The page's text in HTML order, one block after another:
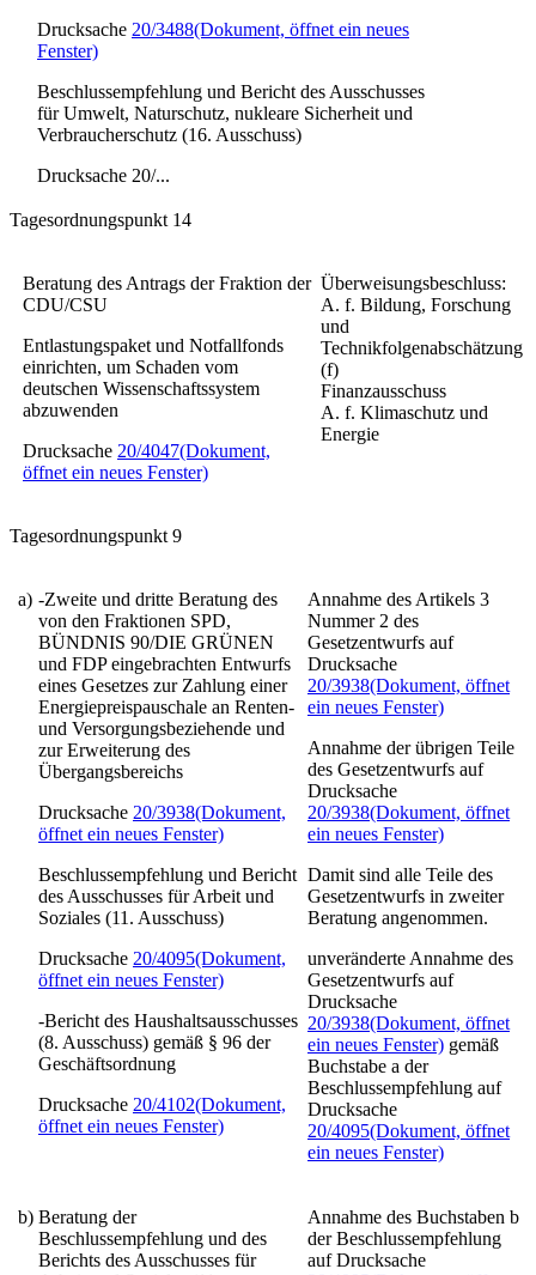
Drucksache 20/3488(Dokument, öffnet ein neues
Fenster)
Beschlussempfehlung und Bericht des Ausschusses
für Umwelt, Naturschutz, nukleare Sicherheit und
Verbraucherschutz (16. Ausschuss)
Drucksache 20/...
Tagesordnungspunkt 14
Beratung des Antrags der Fraktion der
CDU/CSU
Entlastungspaket und Notfallfonds
einrichten, um Schaden vom
deutschen Wissenschaftssystem
abzuwenden
Drucksache 20/4047(Dokument,
öffnet ein neues Fenster)
Überweisungsbeschluss:
A. f. Bildung, Forschung
und
Technikfolgenabschätzung
(f)
Finanzausschuss
A. f. Klimaschutz und
Energie
Tagesordnungspunkt 9
a) -Zweite und dritte Beratung des
von den Fraktionen SPD,
BÜNDNIS 90/DIE GRÜNEN
und FDP eingebrachten Entwurfs
eines Gesetzes zur Zahlung einer
Energiepreispauschale an Renten-
und Versorgungsbeziehende und
zur Erweiterung des
Übergangsbereichs
Drucksache 20/3938(Dokument,
öffnet ein neues Fenster)
Beschlussempfehlung und Bericht
des Ausschusses für Arbeit und
Soziales (11. Ausschuss)
Drucksache 20/4095(Dokument,
öffnet ein neues Fenster)
-Bericht des Haushaltsausschusses
(8. Ausschuss) gemäß § 96 der
Geschäftsordnung
Drucksache 20/4102(Dokument,
öffnet ein neues Fenster)
Annahme des Artikels 3
Nummer 2 des
Gesetzentwurfs auf
Drucksache
20/3938(Dokument, öffnet
ein neues Fenster)
Annahme der übrigen Teile
des Gesetzentwurfs auf
Drucksache
20/3938(Dokument, öffnet
ein neues Fenster)
Damit sind alle Teile des
Gesetzentwurfs in zweiter
Beratung angenommen.
unveränderte Annahme des
Gesetzentwurfs auf
Drucksache
20/3938(Dokument, öffnet
ein neues Fenster) gemäß
Buchstabe a der
Beschlussempfehlung auf
Drucksache
20/4095(Dokument, öffnet
ein neues Fenster)
b) Beratung der
Beschlussempfehlung und des
Berichts des Ausschusses für
Annahme des Buchstaben b
der Beschlussempfehlung
auf Drucksache